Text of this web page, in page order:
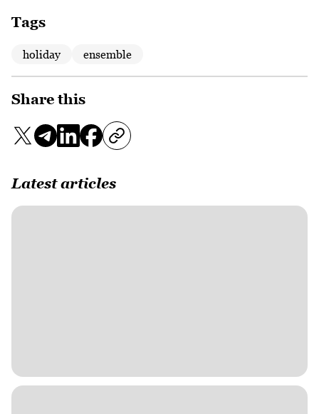
Tags
holiday ensemble
Share this
Latest articles